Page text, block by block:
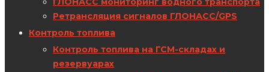
Ретрансляция сигналов ГЛОНАСС/GPS
Контроль топлива
Контроль топлива на ГСМ-складах и
резервуарах